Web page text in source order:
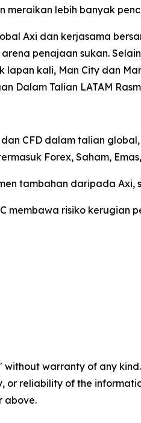
lebih banyak
Axi dan kerjasama
penajaan sukan.
kali, Man City dan
Dalam Talian LATAM
CFD dalam talian
Forex, Saham,
tambahan daripada Axi,
membawa risiko kerugian
without warranty of any
or reliability of the
above.